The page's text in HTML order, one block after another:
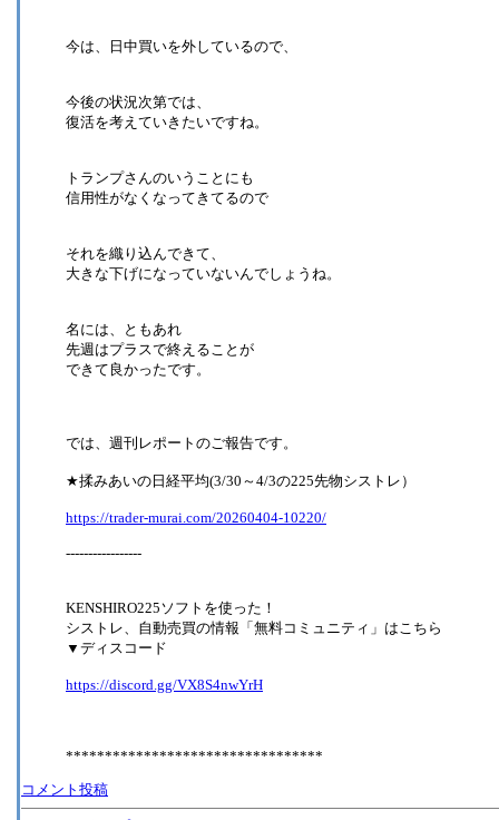
今は、日中買いを外しているので、
今後の状況次第では、
復活を考えていきたいですね。
トランプさんのいうことにも
信用性がなくなってきてるので
それを織り込んできて、
大きな下げになっていないんでしょうね。
名には、ともあれ
先週はプラスで終えることが
できて良かったです。
では、週刊レポートのご報告です。
★揉みあいの日経平均(3/30～4/3の225先物シストレ）
https://trader-murai.com/20260404-10220/
-----------------
KENSHIRO225ソフトを使った！
シストレ、自動売買の情報「無料コミュニティ」はこちら
▼ディスコード
https://discord.gg/VX8S4nwYrH
*********************************
コメント投稿